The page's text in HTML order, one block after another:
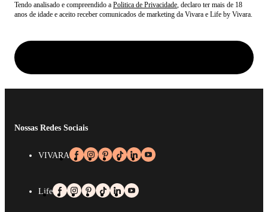
Tendo analisado e compreendido a Politica de Privacidade, declaro ter mais de 18
anos de idade e aceito receber comunicados de marketing da Vivara e Life by Vivara.
Nossas Redes Sociais
VIVARA
Life